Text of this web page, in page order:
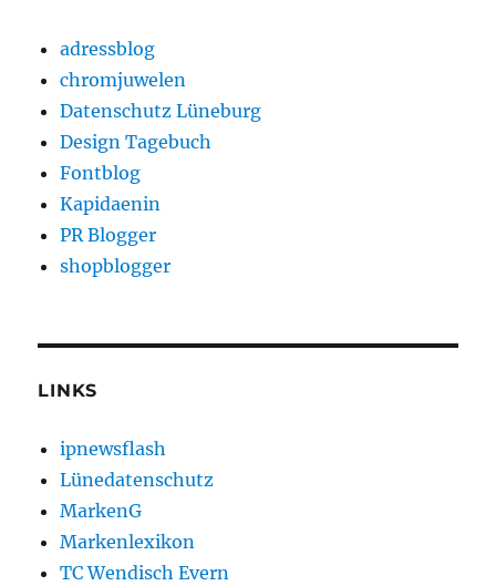
adressblog
chromjuwelen
Datenschutz Lüneburg
Design Tagebuch
Fontblog
Kapidaenin
PR Blogger
shopblogger
LINKS
ipnewsflash
Lünedatenschutz
MarkenG
Markenlexikon
TC Wendisch Evern